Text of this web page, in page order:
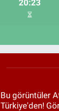
20:23
Bu görüntüler
Türkiye'den!